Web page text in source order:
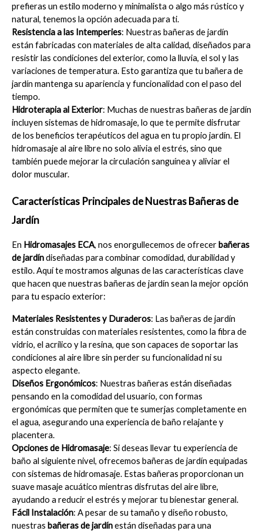
prefieras un estilo moderno y minimalista o algo más rústico y
natural, tenemos la opción adecuada para ti.
Resistencia a las Intemperies: Nuestras bañeras de jardín
están fabricadas con materiales de alta calidad, diseñados para
resistir las condiciones del exterior, como la lluvia, el sol y las
variaciones de temperatura. Esto garantiza que tu bañera de
jardín mantenga su apariencia y funcionalidad con el paso del
tiempo.
Hidroterapia al Exterior: Muchas de nuestras bañeras de jardín
incluyen sistemas de hidromasaje, lo que te permite disfrutar
de los beneficios terapéuticos del agua en tu propio jardín. El
hidromasaje al aire libre no solo alivia el estrés, sino que
también puede mejorar la circulación sanguínea y aliviar el
dolor muscular.
Características Principales de Nuestras Bañeras de
Jardín
En Hidromasajes ECA, nos enorgullecemos de ofrecer bañeras
de jardín diseñadas para combinar comodidad, durabilidad y
estilo. Aquí te mostramos algunas de las características clave
que hacen que nuestras bañeras de jardín sean la mejor opción
para tu espacio exterior:
Materiales Resistentes y Duraderos: Las bañeras de jardín
están construidas con materiales resistentes, como la fibra de
vidrio, el acrílico y la resina, que son capaces de soportar las
condiciones al aire libre sin perder su funcionalidad ni su
aspecto elegante.
Diseños Ergonómicos: Nuestras bañeras están diseñadas
pensando en la comodidad del usuario, con formas
ergonómicas que permiten que te sumerjas completamente en
el agua, asegurando una experiencia de baño relajante y
placentera.
Opciones de Hidromasaje: Si deseas llevar tu experiencia de
baño al siguiente nivel, ofrecemos bañeras de jardín equipadas
con sistemas de hidromasaje. Estas bañeras proporcionan un
suave masaje acuático mientras disfrutas del aire libre,
ayudando a reducir el estrés y mejorar tu bienestar general.
Fácil Instalación: A pesar de su tamaño y diseño robusto,
nuestras bañeras de jardín están diseñadas para una